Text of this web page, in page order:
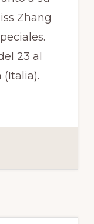
Zhang
23 al
(Italia).